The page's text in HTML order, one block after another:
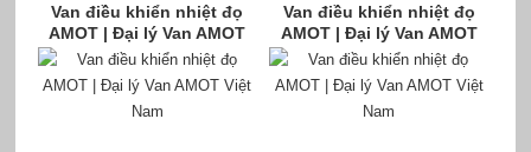
Van điều khiển nhiệt đọ
AMOT | Đại lý Van AMOT
Việt Nam
Van điều khiển nhiệt đọ
AMOT | Đại lý Van AMOT
Việt Nam